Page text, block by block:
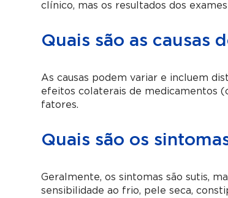
clínico, mas os resultados dos
Quais são as causas
As causas podem variar e incluem
efeitos colaterais de medicamentos
fatores.
Quais são os
Geralmente, os sintomas são sutis,
sensibilidade ao frio, pele seca,